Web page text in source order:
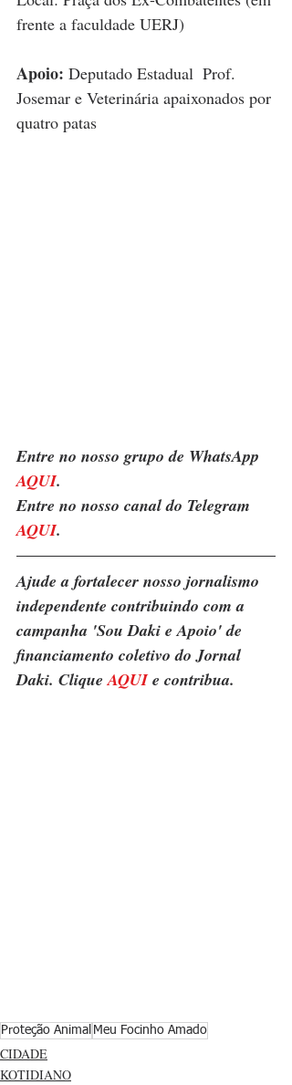
frente a faculdade UERJ)
Apoio: Deputado Estadual  Prof.
Josemar e Veterinária apaixonados por
quatro patas
Entre no nosso grupo de WhatsApp
AQUI.
Entre no nosso canal do Telegram
AQUI.
Ajude a fortalecer nosso jornalismo
independente contribuindo com a
campanha 'Sou Daki e Apoio' de
financiamento coletivo do Jornal
Daki. Clique AQUI e contribua.
Proteção Animal Meu Focinho Amado
CIDADE
KOTIDIANO